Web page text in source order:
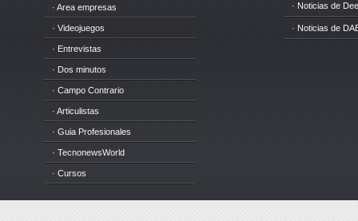
· Area empresas
· Videojuegos
· Entrevistas
· Dos minutos
· Campo Contrario
· Articulistas
· Guia Profesionales
· TecnonewsWorld
· Cursos
· Noticias de
· Noticias de